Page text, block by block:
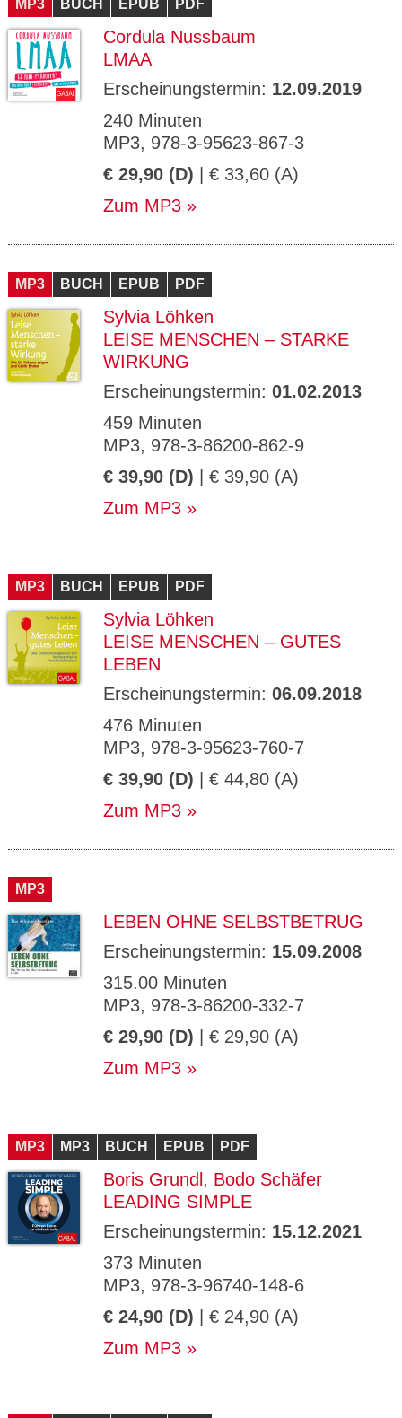
MP3 BUCH EPUB PDF
Cordula Nussbaum
LMAA
Erscheinungstermin: 12.09.2019
240 Minuten
MP3, 978-3-95623-867-3
€ 29,90 (D) | € 33,60 (A)
Zum MP3
MP3 BUCH EPUB PDF
Sylvia Löhken
LEISE MENSCHEN – STARKE
WIRKUNG
Erscheinungstermin: 01.02.2013
459 Minuten
MP3, 978-3-86200-862-9
€ 39,90 (D) | € 39,90 (A)
Zum MP3
MP3 BUCH EPUB PDF
Sylvia Löhken
LEISE MENSCHEN – GUTES
LEBEN
Erscheinungstermin: 06.09.2018
476 Minuten
MP3, 978-3-95623-760-7
€ 39,90 (D) | € 44,80 (A)
Zum MP3
MP3
LEBEN OHNE SELBSTBETRUG
Erscheinungstermin: 15.09.2008
315.00 Minuten
MP3, 978-3-86200-332-7
€ 29,90 (D) | € 29,90 (A)
Zum MP3
MP3 MP3 BUCH EPUB PDF
Boris Grundl , Bodo Schäfer
LEADING SIMPLE
Erscheinungstermin: 15.12.2021
373 Minuten
MP3, 978-3-96740-148-6
€ 24,90 (D) | € 24,90 (A)
Zum MP3